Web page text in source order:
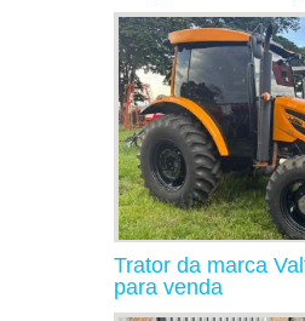
Trator da marca
para venda